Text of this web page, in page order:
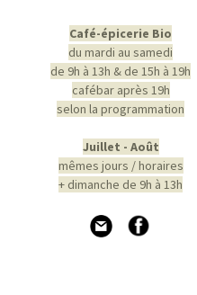
Café-épicerie Bio
du mardi au samedi
de 9h à 13h & de 15h à 19h
cafébar après 19h
selon la programmation
Juillet - Août
mêmes jours / horaires
+ dimanche de 9h à 13h